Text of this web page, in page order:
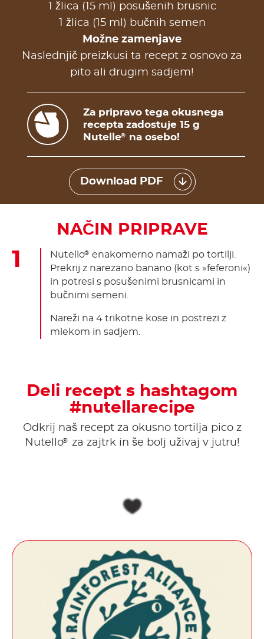
1 žlica (15 ml) posušenih brusnic
1 žlica (15 ml) bučnih semen
Možne zamenjave
Naslednjič preizkusi ta recept z osnovo za
pito ali drugim sadjem!
Za pripravo tega okusnega
recepta zadostuje 15 g
Nutelle® na osebo!
Download PDF
NAČIN PRIPRAVE
Nutello® enakomerno namaži po tortilji.
Prekrij z narezano banano (kot s »feferoni«)
in potresi s posušenimi brusnicami in
bučnimi semeni.
Nareži na 4 trikotne kose in postrezi z
mlekom in sadjem.
Deli recept s hashtagom
#nutellarecipe
Odkrij naš recept za okusno tortilja pico z
Nutello® za zajtrk in še bolj uživaj v jutru!